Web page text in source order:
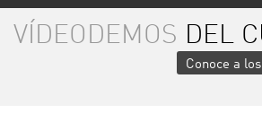
VÍDEODEMOS DEL
Conoce a